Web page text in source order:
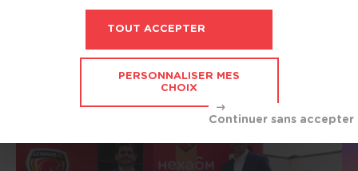
À LIRE ÉGALEMENT
TOUT ACCEPTER
PERSONNALISER MES
CHOIX